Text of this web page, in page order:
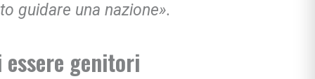
guidare una nazione».
essere genitori